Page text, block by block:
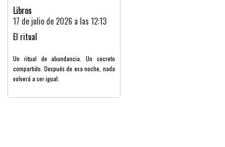
Libros
17 de julio de 2026 a las 12:13
El ritual
Un ritual de abundancia. Un secreto
compartido. Después de esa noche, nada
volverá a ser igual.